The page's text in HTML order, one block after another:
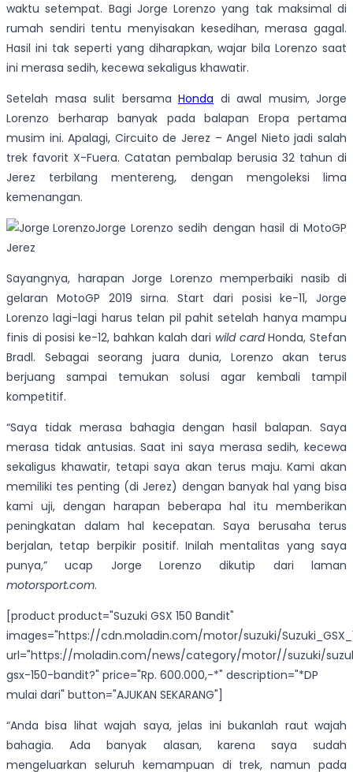
waktu setempat. Bagi Jorge Lorenzo yang tak maksimal di
rumah sendiri tentu menyisakan kesedihan, merasa gagal.
Hasil ini tak seperti yang diharapkan, wajar bila Lorenzo saat
ini merasa sedih, kecewa sekaligus khawatir.
Setelah masa sulit bersama Honda di awal musim, Jorge
Lorenzo berharap banyak pada balapan Eropa pertama
musim ini. Apalagi, Circuito de Jerez – Angel Nieto jadi salah
trek favorit X-Fuera. Catatan pembalap berusia 32 tahun di
Jerez terbilang mentereng, dengan mengoleksi lima
kemenangan.
Jorge Lorenzo sedih dengan hasil di MotoGP
Jerez
Sayangnya, harapan Jorge Lorenzo memperbaiki nasib di
gelaran MotoGP 2019 sirna. Start dari posisi ke-11, Jorge
Lorenzo lagi-lagi harus telan pil pahit setelah hanya mampu
finis di posisi ke-12, bahkan kalah dari wild cardHonda, Stefan
Bradl. Sebagai seorang juara dunia, Lorenzo akan terus
berjuang sampai temukan solusi agar kembali tampil
kompetitif.
“Saya tidak merasa bahagia dengan hasil balapan. Saya
merasa tidak antusias. Saat ini saya merasa sedih, kecewa
sekaligus khawatir, tetapi saya akan terus maju. Kami akan
memiliki tes penting (di Jerez) dengan banyak hal yang bisa
kami uji, dengan harapan beberapa hal itu memberikan
peningkatan dalam hal kecepatan. Saya berusaha terus
berjalan, tetap berpikir positif. Inilah mentalitas yang saya
punya,” ucap Jorge Lorenzo dikutip dari laman
motorsport.com.
[product product="Suzuki GSX 150 Bandit"
images="https://cdn.moladin.com/motor/suzuki/
url="https://moladin.com/news/category/motor//suzuki/
gsx-150-bandit?" price="Rp. 600.000,-*" description="*DP
mulai dari" button="AJUKAN SEKARANG"]
“Anda bisa lihat wajah saya, jelas ini bukanlah raut wajah
bahagia. Ada banyak alasan, karena saya sudah
mengeluarkan seluruh kemampuan di trek, namun pada